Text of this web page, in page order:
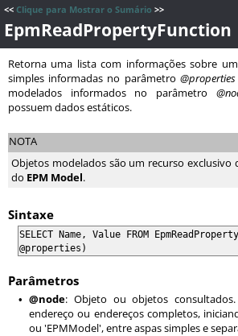
<< Clique para Mostrar o Sumário >>
EpmReadPropertyFunction
Retorna uma lista com informações sobre
simples informadas no parâmetro @properties
modelados informados no parâmetro
possuem dados estáticos.
NOTA
Objetos modelados são um recurso exclusivo
do EPM Model.
Sintaxe
SELECT Name, Value FROM
@properties)
Parâmetros
• @node: Objeto ou objetos
endereço ou endereços completos,
ou 'EPMModel', entre aspas simples e